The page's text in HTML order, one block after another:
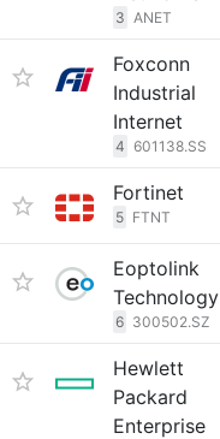
3 ANET
Foxconn
Industrial
Internet
4 601138.SS
Fortinet
5 FTNT
Eoptolink
Technology
6 300502.SZ
Hewlett
Packard
Enterprise